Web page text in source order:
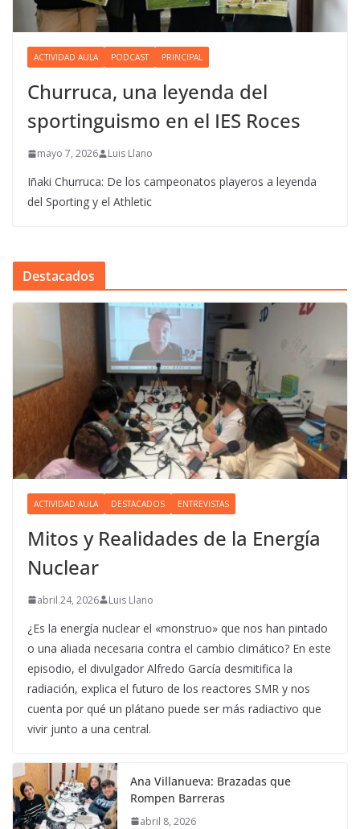
ACTIVIDAD AULA PODCAST PRINCIPAL
Churruca, una leyenda del
sportinguismo en el IES Roces
mayo 7, 2026 Luis Llano
Iñaki Churruca: De los campeonatos playeros a leyenda
del Sporting y el Athletic
Destacados
ACTIVIDAD AULA DESTACADOS ENTREVISTAS
Mitos y Realidades de la Energía
Nuclear
abril 24, 2026 Luis Llano
¿Es la energía nuclear el «monstruo» que nos han pintado
o una aliada necesaria contra el cambio climático? En este
episodio, el divulgador Alfredo García desmitifica la
radiación, explica el futuro de los reactores SMR y nos
cuenta por qué un plátano puede ser más radiactivo que
vivir junto a una central.
Ana Villanueva: Brazadas que
Rompen Barreras
abril 8, 2026